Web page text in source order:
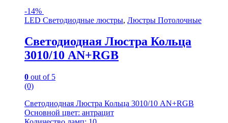
-14%
LED Светодиодные люстры, Люстры Потолочные
Светодиодная Люстра Кольца
3010/10 AN+RGB
0 out of 5
(0)
Светодиодная Люстра Кольца 3010/10 AN+RGB
Основной цвет: антрацит